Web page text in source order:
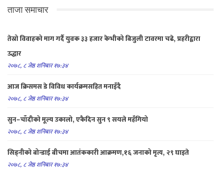
ताजा समाचार
तेस्रो विवाहको माग गर्दै युवक ३३ हजार केभीको बिजुली टावरमा चढे, प्रहरीद्वारा
उद्धार
२०७८, ८ जेष्ठ शनिबार १७:३४
आज क्रिसमस डे विविध कार्यक्रमसहित मनाइँदै
२०७८, ८ जेष्ठ शनिबार १७:३४
सुन–चाँदीको मूल्य उकालो, एकैदिन सुन ९ सयले महँगियो
२०७८, ८ जेष्ठ शनिबार १७:३४
सिड्नीको बोन्डाई बीचमा आतंककारी आक्रमण,१६ जनाको मृत्य, २९ घाइते
२०७८, ८ जेष्ठ शनिबार १७:३४